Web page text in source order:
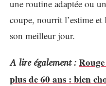
une routine adaptée ou
coupe, nourrit l’estime et
son meilleur jour.
A lire également :
plus de 60 ans : bien